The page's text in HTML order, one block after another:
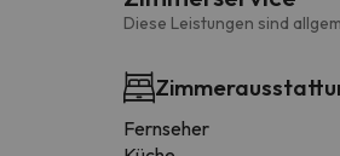
Diese Leistungen sind
Fernseher